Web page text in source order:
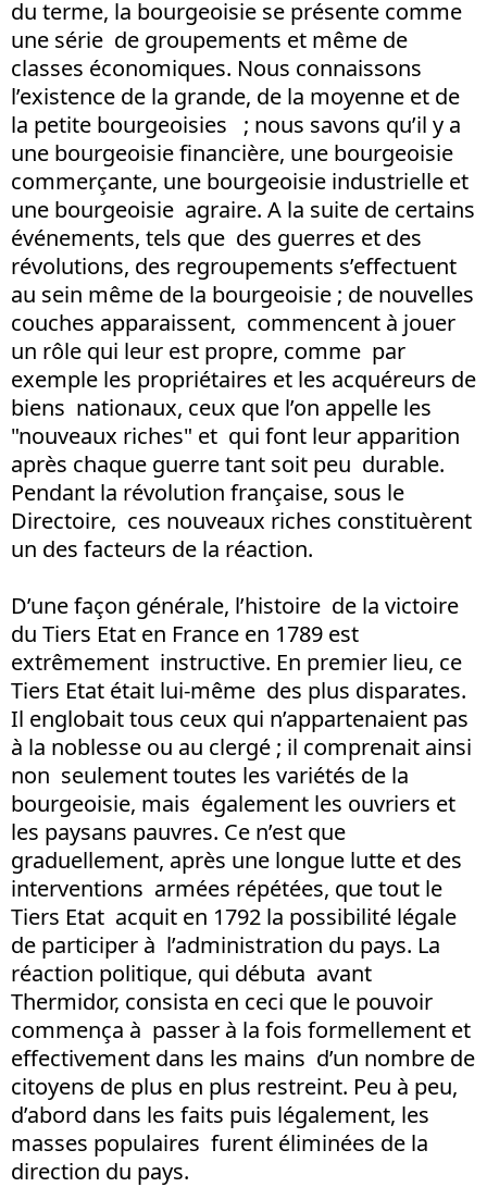
du terme, la bourgeoisie se présente comme
une série de groupements et même de
classes économiques. Nous connaissons
l’existence de la grande, de la moyenne et de
la petite bourgeoisies ; nous savons qu’il y a
une bourgeoisie financière, une bourgeoisie
commerçante, une bourgeoisie industrielle et
une bourgeoisie agraire. A la suite de certains
événements, tels que des guerres et des
révolutions, des regroupements s’effectuent
au sein même de la bourgeoisie ; de nouvelles
couches apparaissent, commencent à jouer
un rôle qui leur est propre, comme par
exemple les propriétaires et les acquéreurs de
biens nationaux, ceux que l’on appelle les
"nouveaux riches" et qui font leur apparition
après chaque guerre tant soit peu durable.
Pendant la révolution française, sous le
Directoire, ces nouveaux riches constituèrent
un des facteurs de la réaction.
D’une façon générale, l’histoire de la victoire
du Tiers Etat en France en 1789 est
extrêmement instructive. En premier lieu, ce
Tiers Etat était lui-même des plus disparates.
Il englobait tous ceux qui n’appartenaient pas
à la noblesse ou au clergé ; il comprenait ainsi
non seulement toutes les variétés de la
bourgeoisie, mais également les ouvriers et
les paysans pauvres. Ce n’est que
graduellement, après une longue lutte et des
interventions armées répétées, que tout le
Tiers Etat acquit en 1792 la possibilité légale
de participer à l’administration du pays. La
réaction politique, qui débuta avant
Thermidor, consista en ceci que le pouvoir
commença à passer à la fois formellement et
effectivement dans les mains d’un nombre de
citoyens de plus en plus restreint. Peu à peu,
d’abord dans les faits puis légalement, les
masses populaires furent éliminées de la
direction du pays.